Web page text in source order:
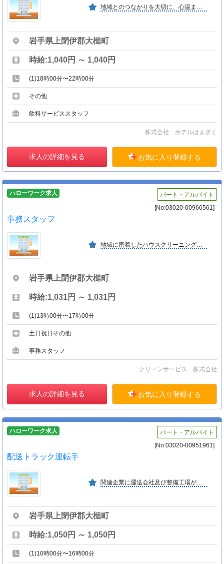
地域とのつながりを大切に、心温まるおもてなしを。 挑戦を歓迎し、仲間と共に成長できる環境を整え、 前向きで活気ある会社を目指します。
岩手県上閉伊郡大槌町
時給:1,040円 ～ 1,040円
(1)18時00分〜22時00分
その他
飲料サービススタッフ
株式会社 ホテルはまぎく
求人の詳細を見る お気に入り登録する
ハローワーク求人
パート・アルバイト
[No:03020-00966561]
事務スタッフ
地域に密着したハウスクリーニング及びレンタル事業で、お客様に必要とされる会社を目指しています。
岩手県上閉伊郡大槌町
時給:1,031円 ～ 1,031円
(1)13時00分〜17時00分
土日祝日その他
事務スタッフ
クリーンサービス 株式会社
求人の詳細を見る お気に入り登録する
ハローワーク求人
パート・アルバイト
[No:03020-00951961]
配送トラック運転手
関連企業に運送会社及び整備工場があり、人為的交流や技術的交流があり非常にアットホームな会社である。
岩手県上閉伊郡大槌町
時給:1,050円 ～ 1,050円
(1)10時00分〜16時00分